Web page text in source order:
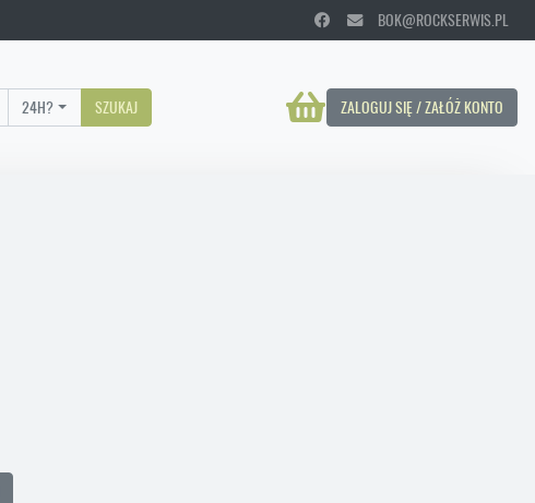
BOK@ROCKSERWIS.PL
ZALOGUJ SIĘ / ZAŁÓŻ KONTO
24H? SZUKAJ